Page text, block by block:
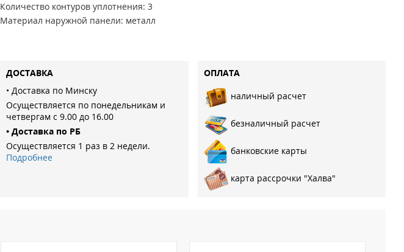
Количество контуров уплотнения: 3
Материал наружной панели: металл
Ночной страж: есть
Верхний замок: Galeon 817 сувальдный
Нижний замок: Galeon 816 цилиндровый
Материал внутренней панели: мдф 16мм
Дизайн наружной панели: ФЛ
Наполнение: пенополистирол
Сегмент: Стандарт
ДОСТАВКА
• Доставка по Минску
Осуществляется по понедельникам и
четвергам с 9.00 до 16.00
• Доставка по РБ
Осуществляется 1 раз в 2 недели.
Подробнее
ОПЛАТА
наличный расчет
безналичный расчет
банковские карты
карта рассрочки "Халва"